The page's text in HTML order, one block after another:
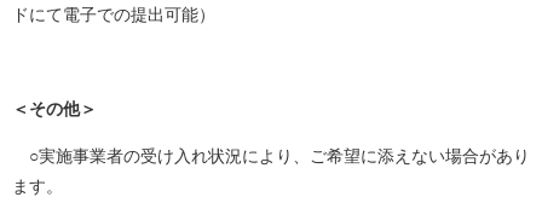
ドにて電子での提出可能）
＜その他＞
○実施事業者の受け入れ状況により、ご希望に添えない場合があり
ます。